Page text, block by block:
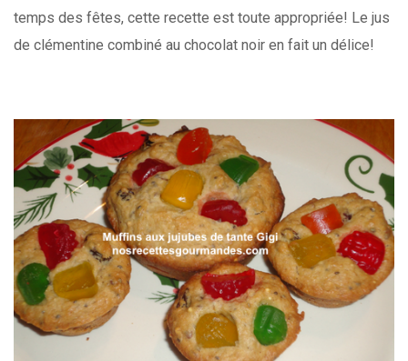
temps des fêtes, cette recette est toute appropriée! Le jus
de clémentine combiné au chocolat noir en fait un délice!